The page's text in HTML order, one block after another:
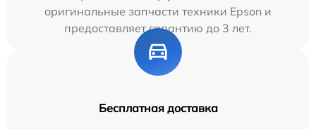
оригинальные запчасти техники Epson и
предоставляет гарантию до 3 лет.
Бесплатная доставка